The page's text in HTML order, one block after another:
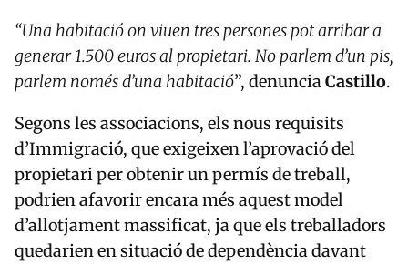
“Una habitació on viuen tres persones pot arribar a
generar 1.500 euros al propietari. No parlem d’un pis,
parlem només d’una habitació”, denunciaCastillo.
Segons les associacions, els nous requisits
d’Immigració, que exigeixen l’aprovació del
propietari per obtenir un permís de treball,
podrien afavorir encara més aquest model
d’allotjament massificat, ja que els treballadors
quedarien en situació de dependència davant